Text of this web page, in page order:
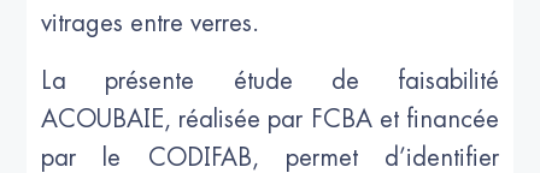
vitrages entre verres.
La présente étude de faisabilité
ACOUBAIE, réalisée par FCBA et financée
par le CODIFAB, permet d’identifier